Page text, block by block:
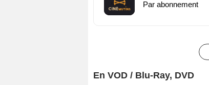
Par abonnement
En VOD / Blu-Ray, DVD